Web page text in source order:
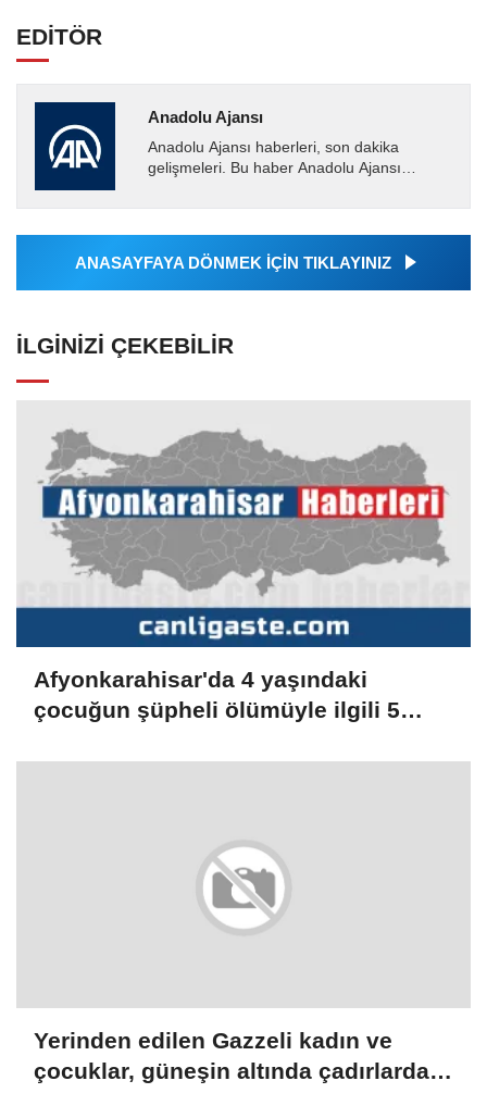
EDİTÖR
Anadolu Ajansı
Anadolu Ajansı haberleri, son dakika
gelişmeleri. Bu haber Anadolu Ajansı
tarafından geçilen tüm...
ANASAYFAYA DÖNMEK İÇİN TIKLAYINIZ
İLGINIZI ÇEKEBILIR
Afyonkarahisar'da 4 yaşındaki
çocuğun şüpheli ölümüyle ilgili 5
Yerinden edilen Gazzeli kadın ve
çocuklar, güneşin altında çadırlarda